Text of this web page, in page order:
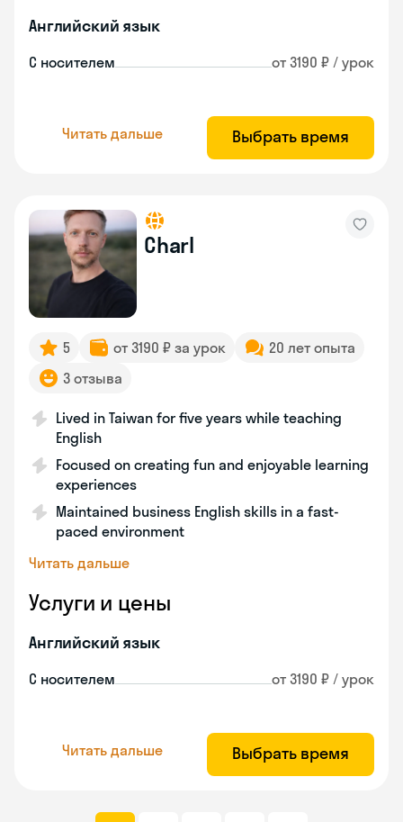
Английский язык
С носителем от 3190 ₽ / урок
Читать дальше Выбрать время
Charl
5 от 3190 ₽ за урок
20 лет опыта
3 отзыва
Lived in Taiwan for five years while teaching
English
Focused on creating fun and enjoyable learning
experiences
Maintained business English skills in a fast-
paced environment
Читать дальше
Услуги и цены
Английский язык
С носителем от 3190 ₽ / урок
Читать дальше Выбрать время